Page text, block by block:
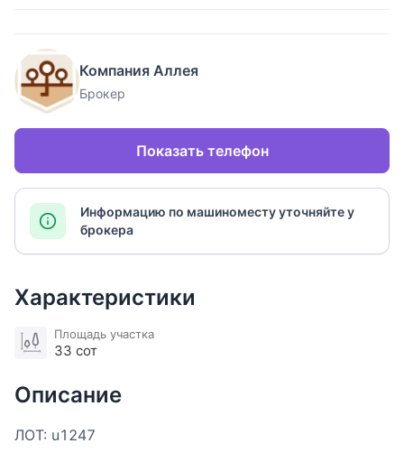
Компания Аллея
Брокер
Показать телефон
Информацию по машиноместу уточняйте у
брокера
Характеристики
Площадь участка
33 сот
Описание
ЛОТ: u1247